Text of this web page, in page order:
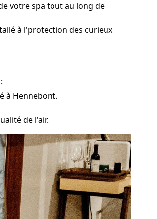
votre spa tout au long de
à l'protection des curieux
à Hennebont.
de l'air.